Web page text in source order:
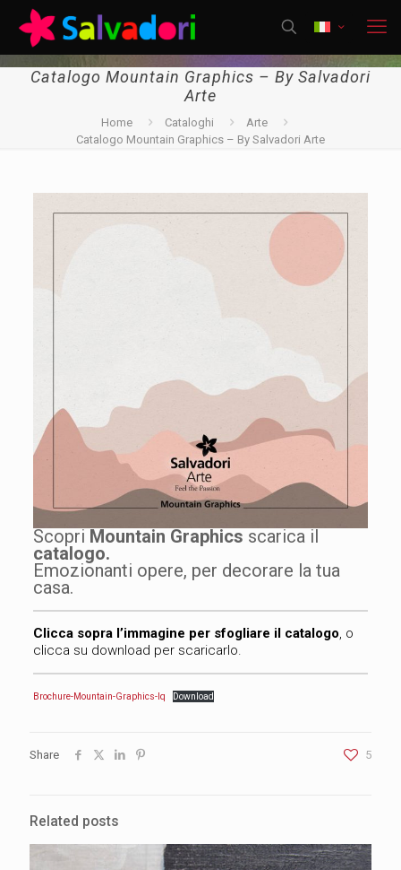
Catalogo Mountain Graphics – By Salvadori
Arte
Home Cataloghi
Arte
Catalogo Mountain Graphics – By Salvadori Arte
Scopri Mountain Graphics scarica il
catalogo.
Emozionanti opere, per decorare la tua
casa.
Clicca sopra l’immagine per sfogliare il catalogo, o
clicca su download per scaricarlo.
Brochure-Mountain-Graphics-lq Download
Share 5
Related posts